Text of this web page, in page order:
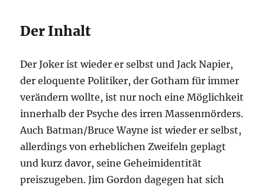
Der Inhalt
Der Joker ist wieder er selbst und Jack Napier,
der eloquente Politiker, der Gotham für immer
verändern wollte, ist nur noch eine Möglichkeit
innerhalb der Psyche des irren Massenmörders.
Auch Batman/Bruce Wayne ist wieder er selbst,
allerdings von erheblichen Zweifeln geplagt
und kurz davor, seine Geheimidentität
preiszugeben. Jim Gordon dagegen hat sich